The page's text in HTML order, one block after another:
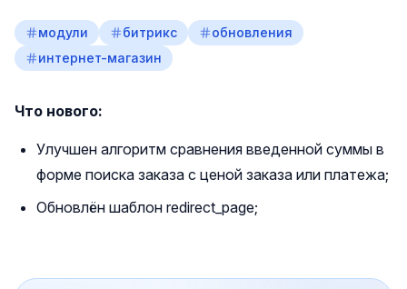
модули битрикс
обновления
интернет-магазин
Что нового:
Улучшен алгоритм сравнения введенной суммы в
форме поиска заказа с ценой заказа или платежа;
Обновлён шаблон redirect_page;